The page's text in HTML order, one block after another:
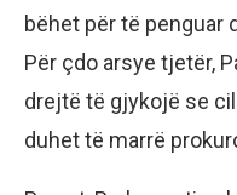
bëhet për të penguar
Për çdo arsye tjetër,
drejtë të gjykojë se
duhet të marrë